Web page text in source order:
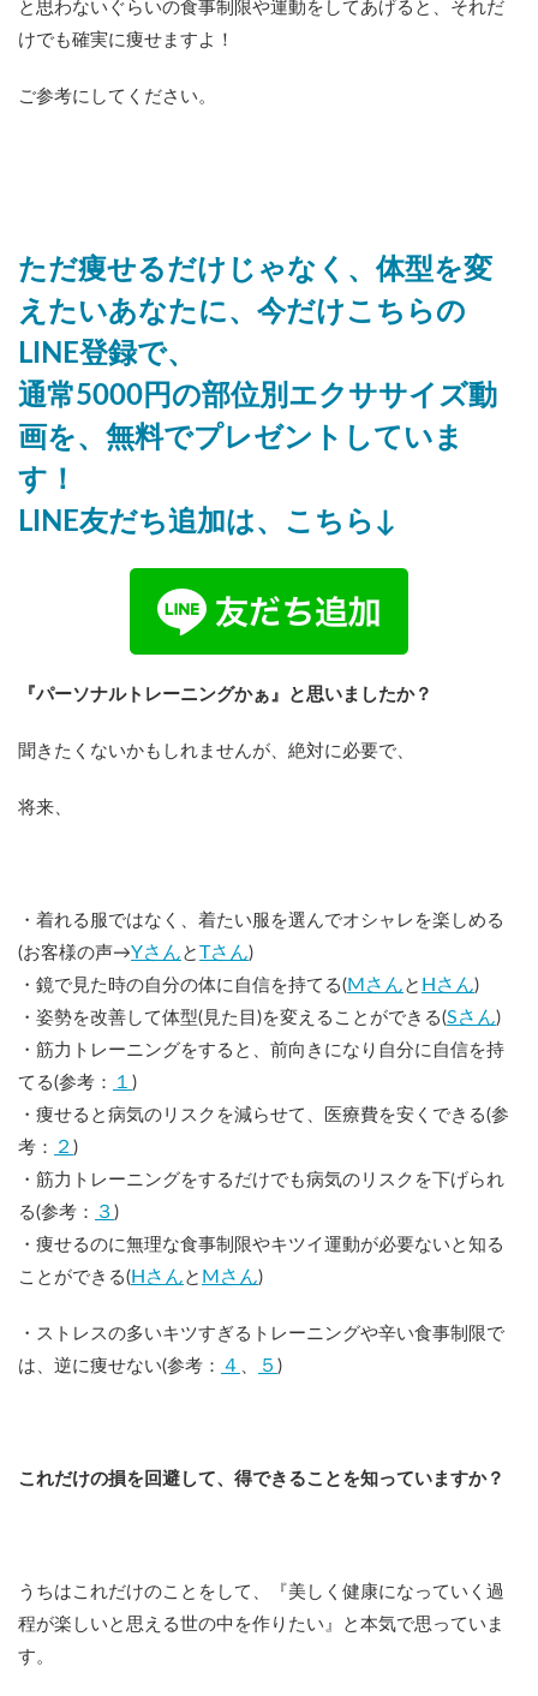
と思わないぐらいの食事制限や運動をしてあげると、それだ
けでも確実に痩せますよ！
ご参考にしてください。
ただ痩せるだけじゃなく、体型を変
えたいあなたに、今だけこちらの
LINE登録で、
通常5000円の部位別エクササイズ動
画を、無料でプレゼントしていま
す！
LINE友だち追加は、こちら↓
『パーソナルトレーニングかぁ』と思いましたか？
聞きたくないかもしれませんが、絶対に必要で、
将来、
・着れる服ではなく、着たい服を選んでオシャレを楽しめる
(お客様の声→Yさん と Tさん)
・鏡で見た時の自分の体に自信を持てる( Mさん と Hさん)
・姿勢を改善して体型(見た目)を変えることができる(Sさん)
・筋力トレーニングをすると、前向きになり自分に自信を持
てる(参考：
１ )
・痩せると病気のリスクを減らせて、医療費を安くできる(参
考：
２ )
・筋力トレーニングをするだけでも病気のリスクを下げられ
る(参考：
３ )
・痩せるのに無理な食事制限やキツイ運動が必要ないと知る
ことができる( Hさん と Mさん)
・ストレスの多いキツすぎるトレーニングや辛い食事制限で
は、逆に痩せない(参考： ４ 、 ５ )
これだけの損を回避して、得できることを知っていますか？
うちはこれだけのことをして、『美しく健康になっていく過
程が楽しいと思える世の中を作りたい』と本気で思っていま
す。